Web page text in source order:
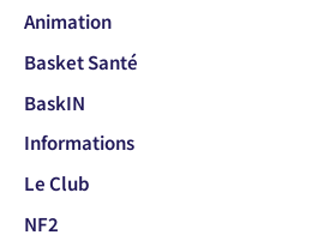
Animation
Basket Santé
BaskIN
Informations
Le Club
NF2